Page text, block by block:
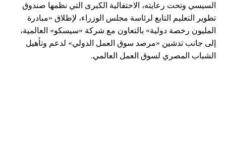
السيسي وتحت رعايته، الاحتفالية الكبرى التي نظمها صندوق
تطوير التعليم التابع لرئاسة مجلس الوزراء، لإطلاق «مبادرة
المليون رخصة دولية» بالتعاون مع شركة «سيسكو» العالمية،
إلى جانب تدشين «مرصد سوق العمل الدولي» لدعم وتأهيل
الشباب المصري لسوق العمل العالمي.